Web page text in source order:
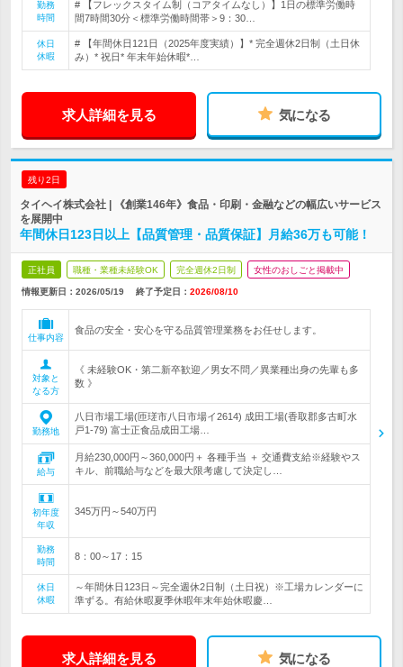
勤務
時間
# 【フレックスタイム制（コアタイムなし）】1日の標準労働時
間7時間30分＜標準労働時間帯＞9：30…
休日
休暇
# 【年間休日121日（2025年度実績）】* 完全週休2日制（土日休
み）* 祝日* 年末年始休暇*…
求人詳細を見る 気になる
残り2日
タイヘイ株式会社 | 《創業146年》食品・印刷・金融などの幅広いサービス
を展開中
年間休日123日以上【品質管理・品質保証】月給36万も可能！
正社員 職種・業種未経験OK 完全週休2日制 女性のおしごと掲載中
情報更新日：2026/05/19 終了予定日： 2026/08/10
仕事内容
食品の安全・安心を守る品質管理業務をお任せします。
対象と
なる方
《 未経験OK・第二新卒歓迎／男女不問／異業種出身の先輩も多
数 》
勤務地
八日市場工場(匝瑳市八日市場イ2614) 成田工場(香取郡多古町水
戸1-79) 富士正食品成田工場…
給与
月給230,000円～360,000円＋ 各種手当 ＋ 交通費支給※経験やス
キル、前職給与などを最大限考慮して決定し…
初年度
年収
345万円～540万円
勤務
時間
8：00～17：15
休日
休暇
～年間休日123日～完全週休2日制（土日祝）※工場カレンダーに
準ずる。有給休暇夏季休暇年末年始休暇慶…
求人詳細を見る 気になる